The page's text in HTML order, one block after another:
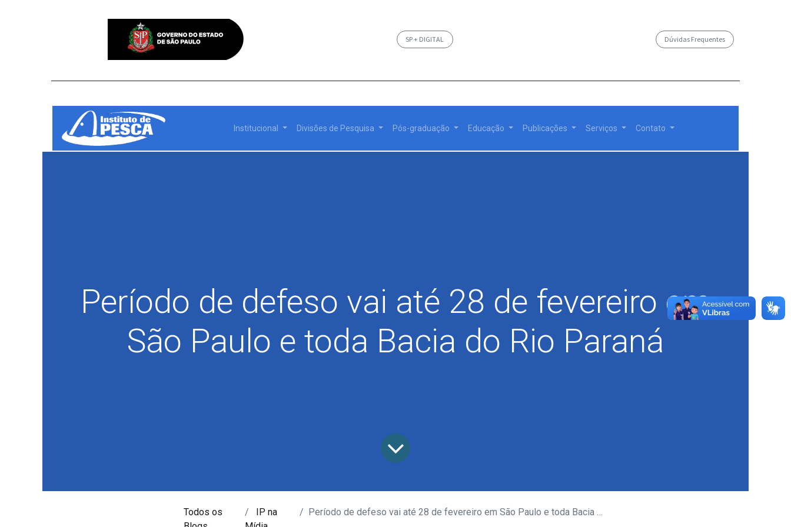
SP + DIGITAL Dúvidas Frequentes
Institucional Divisões de Pesquisa Pós-graduação Educação Publicações Serviços Contato
Período de defeso vai até 28 de fevereiro em
São Paulo e toda Bacia do Rio Paraná
Todos os
IP na
Período de defeso vai até 28 de fevereiro em São Paulo e toda Bacia do Rio Paraná